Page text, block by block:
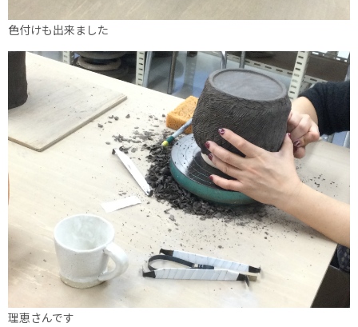
色付けも出来ました
理恵さんです